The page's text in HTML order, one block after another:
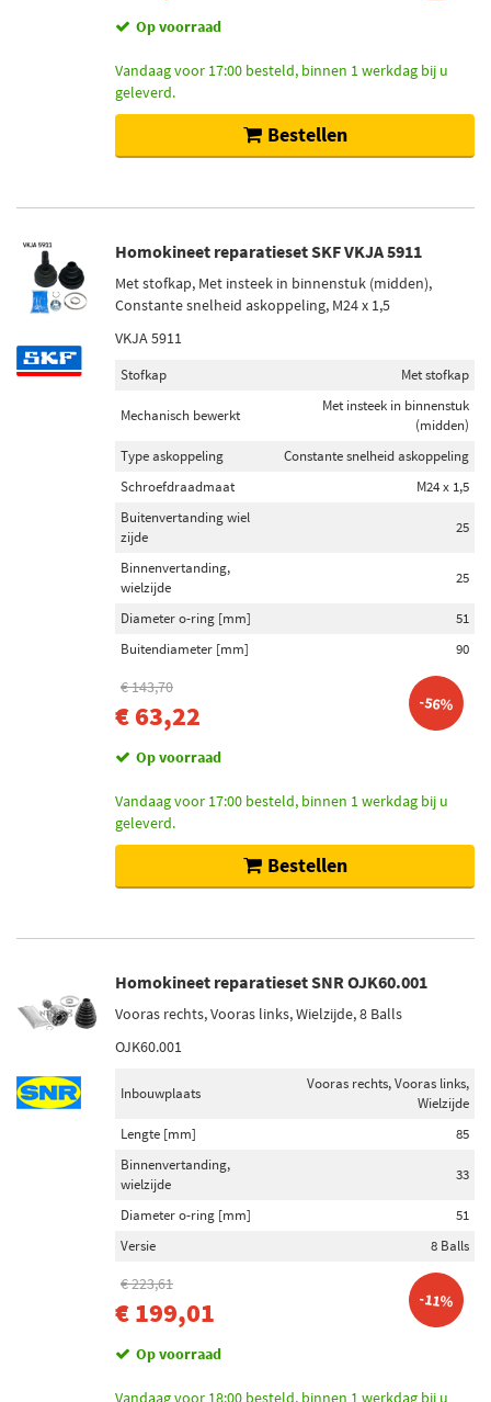
Op voorraad
Vandaag voor 17:00 besteld, binnen 1 werkdag bij u
geleverd.
Bestellen
Homokineet reparatieset SKF VKJA 5911
Met stofkap, Met insteek in binnenstuk (midden),
Constante snelheid askoppeling, M24 x 1,5
VKJA 5911
Stofkap Met stofkap
Mechanisch bewerkt
Met insteek in binnenstuk
(midden)
Type askoppeling
Constante snelheid askoppeling
Schroefdraadmaat
M24 x 1,5
Buitenvertanding wiel
zijde
25
Binnenvertanding,
wielzijde
25
Diameter o-ring [mm]
51
Buitendiameter [mm]
90
€ 143,70
€ 63,22 -56%
Op voorraad
Vandaag voor 17:00 besteld, binnen 1 werkdag bij u
geleverd.
Bestellen
Homokineet reparatieset SNR OJK60.001
Vooras rechts, Vooras links, Wielzijde, 8 Balls
OJK60.001
Inbouwplaats
Vooras rechts, Vooras links,
Wielzijde
Lengte [mm]
85
Binnenvertanding,
wielzijde
33
Diameter o-ring [mm]
51
Versie
8 Balls
€ 223,61
€ 199,01 -11%
Op voorraad
Vandaag voor 18:00 besteld, binnen 1 werkdag bij u